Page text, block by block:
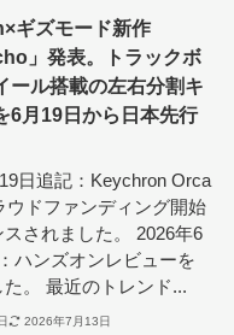
ギズモード新作
」発表。トラックボ
ール搭載の左右分割キ
6月19日から日本先行
日追記：Keychron Orca
ウドファンディング開始
されました。 2026年6
ハンズオンレビューを
。 最近のトレンド...
2026年7月13日